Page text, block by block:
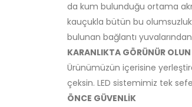
da kum bulunduğu ortama
kauçukla bütün bu
bulunan bağlantı
KARANLIKTA GÖRÜNÜR OLUN
Ürünümüzün içerisine
çeksin. LED sistemimiz tek
ÖNCE GÜVENLİK